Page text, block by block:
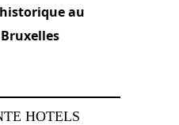
au
HOTELS